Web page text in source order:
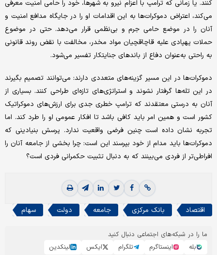
کنند. یا زمانی که ترامپ با اعزام نیرو به شهرها، خود را حامی امنیت معرفی
می‌کند، اعتراض دموکرات‌ها به این اقدامات او را در جایگاه مدافع امنیت و
آنان را در موضع حامی جرم و بی‌نظمی قرار می‌دهد. حتی در موضوع
حملات پهپادی علیه قاچاقچیان مواد مخدر، مخالفت با نقض روند قانونی
به راحتی به‌عنوان دفاع از باندهای جنایتکار تفسیر می‌شود.
دموکرات‌ها در این مسیر گزینه‌های متعددی دارند: می‌توانند تصمیم بگیرند
در این تله‌ها گرفتار نشوند و استراتژی‌های تازه‌ای طراحی کنند. بسیاری از
آنان به درستی معتقدند که ترامپ خطری جدی برای ارزش‌های دموکراتیک
کشور است و همین امر باید کافی باشد تا افکار عمومی او را طرد کند. اما
تجربه نشان داده است چنین فرضی واقعیت ندارد. پرسش بنیادینی که
دموکرات‌ها باید مدام از خود بپرسند این است: چرا بخشی از جامعه آنان را
افراطی‌تر از فردی می‌بینند که به دنبال تثبیت حکمرانی فردی است؟
اقتصاد بانک مرکزی جامعه دولت سهام
ما را در شبکه‌های اجتماعی دنبال کنید
بله
اینستاگرم تلگرام ایکس لینکدین